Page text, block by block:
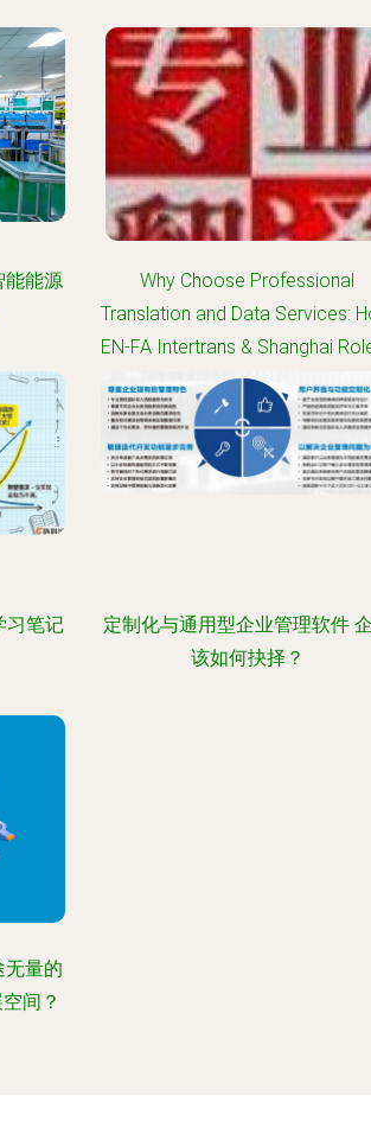
能能源
Why Choose Professional
Translation and Data Services:
EN-FA Intertrans & Shanghai
the Global Market
习笔记
定制化与通用型企业管理软件
该如何抉择？
无量的
间？